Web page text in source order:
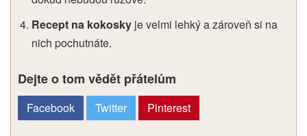
Recept na kokosky je velmi lehký a zároveň si na
nich pochutnáte.
Dejte o tom vědět přátelům
Facebook Twitter Pinterest